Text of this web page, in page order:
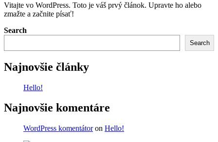
Vitajte vo WordPress. Toto je váš prvý článok. Upravte ho alebo
zmažte a začnite písať!
Search
Search
Najnovšie články
Hello!
Najnovšie komentáre
WordPress komentátoron Hello!